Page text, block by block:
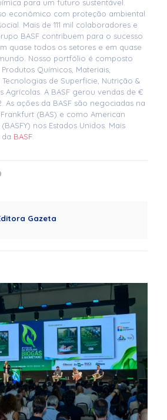
para um futuro sustentável.
econômico com proteção ambiental
Mais de 111 mil colaboradores e
BASF contribuem para o sucesso
quase todos os setores e em quase
Nosso portfólio é composto
Químicos, Materiais,
Tecnologias de Superfície, Nutrição &
Agrícolas. A BASF gerou vendas de €
As ações da BASF são negociadas na
(BAS) e como American
nos Estados Unidos. Mais
BASF.
Gazeta